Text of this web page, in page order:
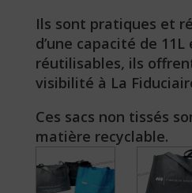
Ils sont pratiques et
d’une capacité de 11L
réutilisables, ils
visibilité à La
Ces sacs non tissés
matière recyclable.